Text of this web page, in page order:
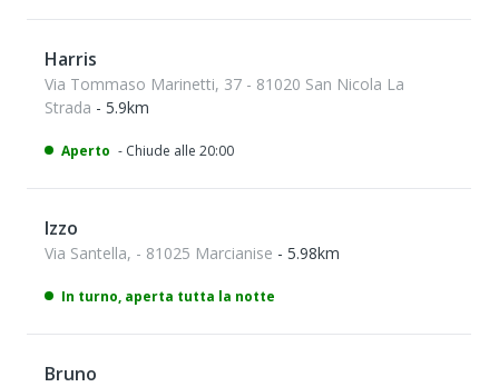
Harris
Via Tommaso Marinetti, 37 - 81020 San Nicola La
Strada - 5.9km
Aperto - Chiude alle 20:00
Izzo
Via Santella, - 81025 Marcianise - 5.98km
In turno, aperta tutta la notte
Bruno